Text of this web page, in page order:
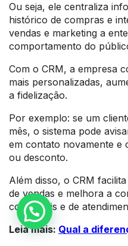
Ou seja, ele centraliza
histórico de compras e
vendas e marketing a
comportamento do
Com o CRM, a empresa
mais personalizadas,
a fidelização.
Por exemplo: se um
mês, o sistema pode
em contato novamente
ou desconto.
Além disso, o CRM
de vendas e melhora a
comerciais e de
Leia mais: Qual a